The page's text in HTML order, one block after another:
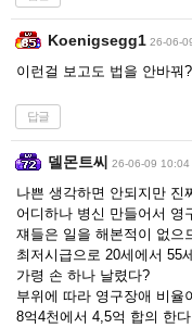
Koenigsegg1 26-06-
이런걸 보고도 법을 안바꿔
답글
델몬트씨 26-06-09 10:04
나쁜 생각하면 안되지만 진
어디하나 병신 만들어서 영
쟤들은 일을 해본적이 없으
최저시급으로 20세에서 55
가령 손 하나 날렸다?
부위에 따라 영구장애 비율
8억4천에서 4,5억 합의 한